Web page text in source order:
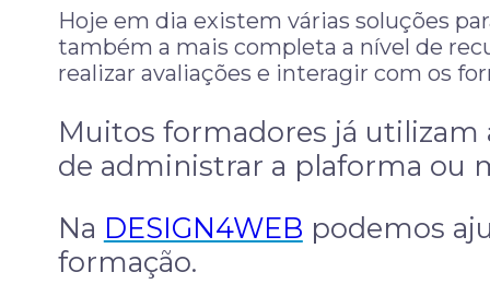
Hoje em dia existem várias soluções
também a mais completa a nível de
realizar avaliações e interagir com os
Muitos formadores já utilizam
de administrar a plaforma ou
Na DESIGN4WEB podemos
formação.